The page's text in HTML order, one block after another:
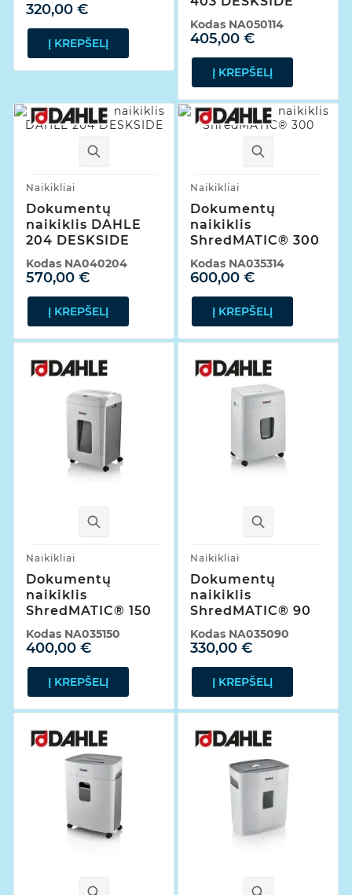
320,00 €
Į KREPŠELĮ 405,00 €
Kodas NA050114
Į KREPŠELĮ
Naikikliai
Dokumentų
naikiklis DAHLE
204 DESKSIDE
570,00 €
Kodas NA040204
Į KREPŠELĮ
Naikikliai
Dokumentų
naikiklis
ShredMATIC® 300
600,00 €
Kodas NA035314
Į KREPŠELĮ
Naikikliai
Dokumentų
naikiklis
ShredMATIC® 150
400,00 €
Kodas NA035150
Į KREPŠELĮ
Naikikliai
Dokumentų
naikiklis
ShredMATIC® 90
330,00 €
Kodas NA035090
Į KREPŠELĮ